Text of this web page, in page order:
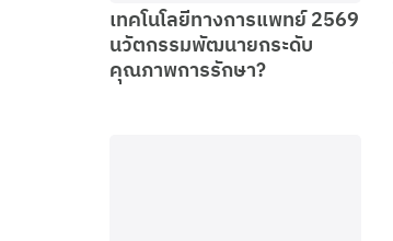
เทคโนโลยีทางการแพทย์ 2569
นวัตกรรมพัฒนายกระดับ
คุณภาพการรักษา?